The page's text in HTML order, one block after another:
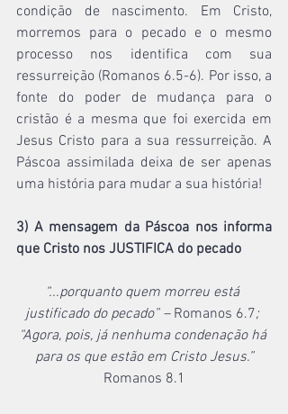
condição de nascimento. Em Cristo,
morremos para o pecado e o mesmo
processo nos identifica com sua
ressurreição (Romanos 6.5-6). Por isso, a
fonte do poder de mudança para o
cristão é a mesma que foi exercida em
Jesus Cristo para a sua ressurreição. A
Páscoa assimilada deixa de ser apenas
uma história para mudar a sua história!
3) A mensagem da Páscoa nos informa
que Cristo nos JUSTIFICA do pecado
“...porquanto quem morreu está
justificado do pecado” – Romanos 6.7;
“Agora, pois, já nenhuma condenação há
para os que estão em Cristo Jesus.”
Romanos 8.1